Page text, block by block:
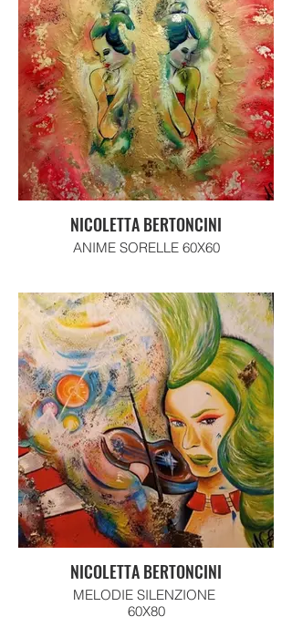
NICOLETTA BERTONCINI
ANIME SORELLE 60X60
NICOLETTA BERTONCINI
MELODIE SILENZIONE
60X80